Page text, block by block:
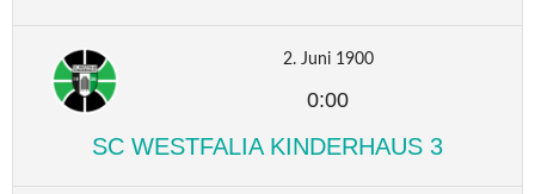
2. Juni 1900
0:00
SC WESTFALIA KINDERHAUS 3